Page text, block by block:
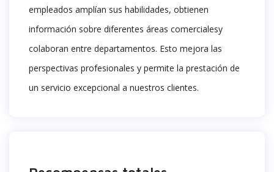
empleados amplían sus habilidades, obtienen
información sobre diferentes áreas comercialesy
colaboran entre departamentos. Esto mejora las
perspectivas profesionales y permite la prestación de
un servicio excepcional a nuestros clientes.